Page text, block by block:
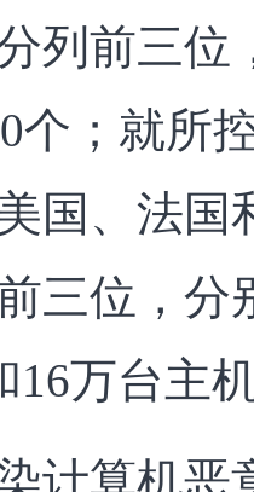
列前三位
个；就所
国、法国
三位，分
16万台主
计算机恶